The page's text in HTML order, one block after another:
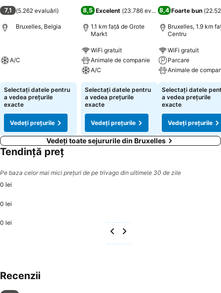
7,1 (5.262 evaluări)
Bruxelles, Belgia
A/C
Selectați datele pentru
a vedea prețurile
exacte
Vedeți prețurile
8,5 Excelent (23.786 evaluări)
1.1 km faţă de Grote
Markt
WiFi gratuit
Animale de companie
A/C
Selectați datele pentru
a vedea prețurile
exacte
Vedeți prețurile
8,4 Foarte bun (
Bruxelles, 1.9 km
Centru
WiFi gratuit
Parcare
Animale de
Selectați datele
a vedea prețurile
exacte
Vedeți prețurile
Vedeți toate sejururile din Bruxelles
Tendință preț
Pe baza celor mai mici prețuri de pe trivago din ultimele 30 de zile
0 lei
0 lei
0 lei
Recenzii